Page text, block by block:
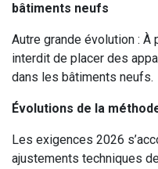
bâtiments neufs
Autre grande évolution : À
interdit de placer des
dans les bâtiments neufs.
Évolutions de la
Les exigences 2026
ajustements techniques